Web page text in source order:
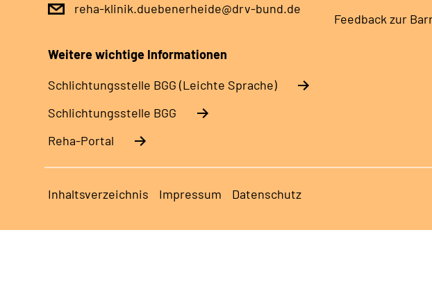
reha-klinik.duebenerheide@drv-bund.de
Feedback zur
Weitere wichtige Informationen
Schlich­tungs­stel­le BGG (Leichte Sprache)
Schlich­tungs­stel­le BGG
Reha-Portal
Inhaltsverzeichnis Impressum Datenschutz